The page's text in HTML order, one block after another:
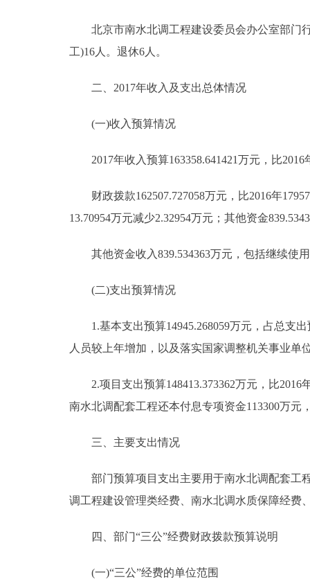
多语种
DEUTSCH
ESPAÑOL
ITALIANO
北京市南水北调工程建设委员会办公室部门
工)16人。退休6人。
二、2017年收入及支出总体情况
(一)收入预算情况
2017年收入预算163358.641421万元，比2016
财政拨款162507.727058万元，比2016年
13.70954万元减少2.32954万元；其他资金
其他资金收入839.534363万元，包括继续使用
(二)支出预算情况
1.基本支出预算14945.268059万元，占总支出
人员较上年增加，以及落实国家调整机关事业单
2.项目支出预算148413.373362万元，比2016
南水北调配套工程还本付息专项资金113300万
三、主要支出情况
部门预算项目支出主要用于南水北调配套工程
调工程建设管理类经费、南水北调水质保障经费
四、部门“三公”经费财政拨款预算说明
(一)“三公”经费的单位范围